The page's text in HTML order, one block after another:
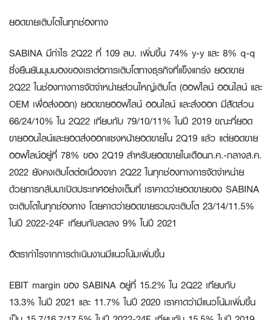
ยอดขายเติบโตในทุกช่องทาง
SABINA มีกำไร 2Q22 ที่ 109 ลบ. เพิ่มขึ้น 74% y-y และ 8% q-q
ซึ่งยืนยันมุมมองของเราต่อการเติบโตทางธุรกิจที่แข็งแกร่ง ยอดขาย
2Q22 ในช่องทางการจัดจำหน่ายส่วนใหญ่เติบโต (ออฟไลน์ ออนไลน์ และ
OEM เพื่อส่งออก) ยอดขายออฟไลน์ ออนไลน์ และส่งออก มีสัดส่วน
66/24/10% ใน 2Q22 เทียบกับ 79/10/11% ในปี 2019 ขณะที่ยอด
ขายออนไลน์และยอดส่งออกแซงหน้ายอดขายใน 2Q19 แล้ว แต่ยอดขาย
ออฟไลน์อยู่ที่ 78% ของ 2Q19 สำหรับยอดขายในเดือนก.ค.-กลางส.ค.
2022 ยังคงเติบโตต่อเนื่องจาก 2Q22 ในทุกช่องทางการจัดจำหน่าย
ด้วยการกลับมาเปิดประเทศอย่างเต็มที่ เราคาดว่ายอดขายของ SABINA
จะเติบโตในทุกช่องทาง โดยคาดว่ายอดขายรวมจะเติบโต 23/14/11.5%
ในปี 2022-24F เทียบกับลดลง 9% ในปี 2021
อัตรากำไรจากการดำเนินงานมีแนวโน้มเพิ่มขึ้น
EBIT margin ของ SABINA อยู่ที่ 15.2% ใน 2Q22 เทียบกับ
13.3% ในปี 2021 และ 11.7% ในปี 2020 เราคาดว่ามีแนวโน้มเพิ่มขึ้น